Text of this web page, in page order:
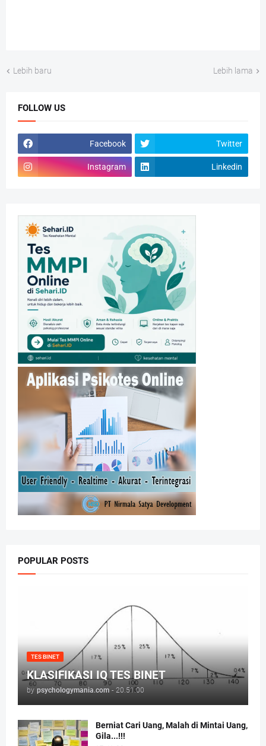
Lebih baru Lebih lama
FOLLOW US
Facebook Twitter
Instagram Linkedin
POPULAR POSTS
TES BINET
KLASIFIKASI IQ TES BINET
by psychologymania.com - 20.51.00
Berniat Cari Uang, Malah di Mintai Uang,
Gila...!!!